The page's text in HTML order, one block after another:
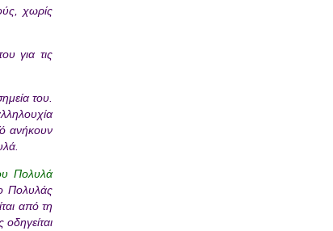
χωρίς
για τις
του.
ανήκουν
Πολυλά
Πολυλάς
από τη